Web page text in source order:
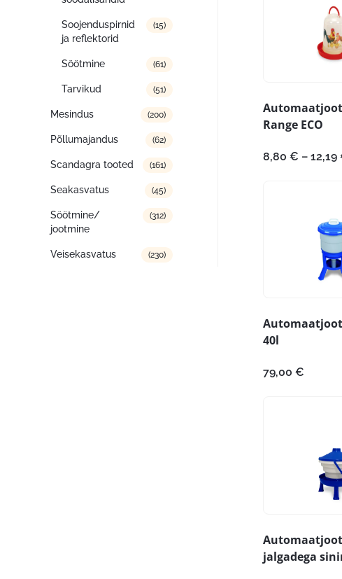
Soojenduspirnid
ja reflektorid
(15)
Söötmine (61)
Tarvikud (51)
Mesindus (200)
Põllumajandus (62)
Scandagra tooted (161)
Seakasvatus (45)
Söötmine/
jootmine
(312)
Veisekasvatus (230)
Range ECO
8,80 € – 12,19
40l
79,00 €
jalgadega